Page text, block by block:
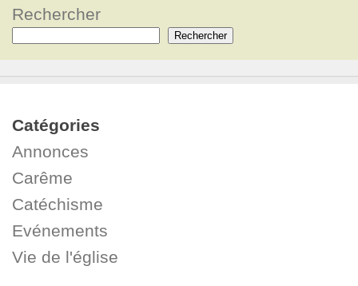
Rechercher
Rechercher
Catégories
Annonces
Carême
Catéchisme
Evénements
Vie de l'église